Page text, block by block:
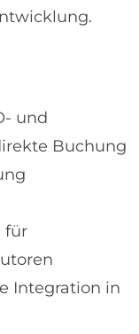
und
Buchung
für
Integration in